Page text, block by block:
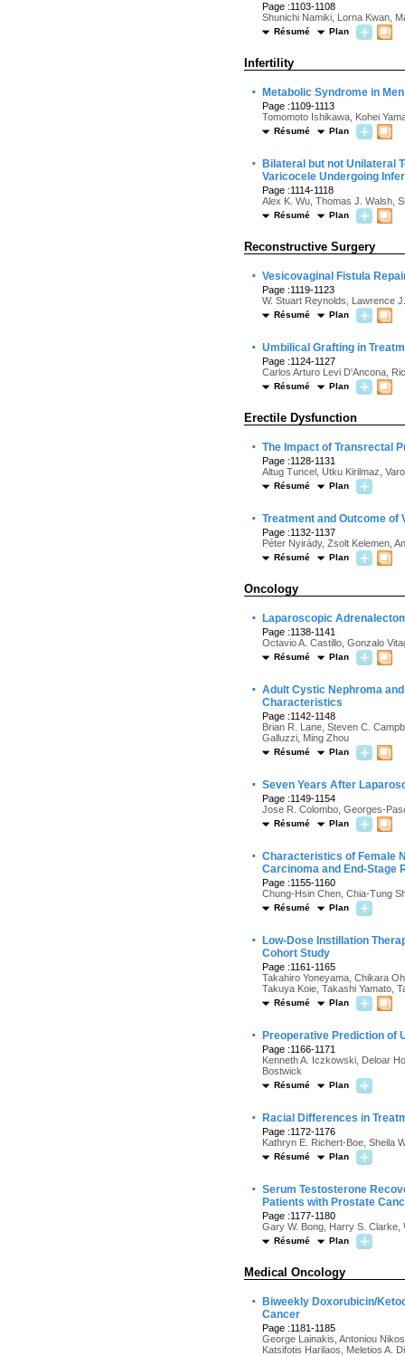
Page :1103-1108
Shunichi Namiki, Lorna Kwan,
Résumé Plan
Infertility
· Metabolic Syndrome in
Page :1109-1113
Tomomoto Ishikawa, Kohei
Résumé Plan
·
Bilateral but not Unilateral
Varicocele Undergoing
Page :1114-1118
Alex K. Wu, Thomas J. Walsh,
Résumé Plan
Reconstructive Surgery
· Vesicovaginal Fistula
Page :1119-1123
W. Stuart Reynolds, Lawrence
Résumé Plan
· Umbilical Grafting in
Page :1124-1127
Carlos Arturo Levi D'Ancona,
Résumé Plan
Erectile Dysfunction
· The Impact of Transrectal
Page :1128-1131
Altug Tuncel, Utku Kirilmaz,
Résumé Plan
· Treatment and Outcome of
Page :1132-1137
Péter Nyirády, Zsolt Kelemen,
Résumé Plan
Oncology
· Laparoscopic
Page :1138-1141
Octavio A. Castillo, Gonzalo
Résumé Plan
· Adult Cystic Nephroma
Characteristics
Page :1142-1148
Brian R. Lane, Steven C.
Galluzzi, Ming Zhou
Résumé Plan
· Seven Years After
Page :1149-1154
Jose R. Colombo, Georges-
Résumé Plan
· Characteristics of Female
Carcinoma and End-Stage
Page :1155-1160
Chung-Hsin Chen, Chia-Tung
Résumé Plan
·
Low-Dose Instillation
Cohort Study
Page :1161-1165
Takahiro Yoneyama, Chikara
Takuya Koie, Takashi Yamato,
Résumé Plan
· Preoperative Prediction of
Page :1166-1171
Kenneth A. Iczkowski, Deloar
Bostwick
Résumé Plan
· Racial Differences in
Page :1172-1176
Kathryn E. Richert-Boe, Sheila
Résumé Plan
· Serum Testosterone
Patients with Prostate
Page :1177-1180
Gary W. Bong, Harry S.
Résumé Plan
Medical Oncology
·
Biweekly Doxorubicin/
Cancer
Page :1181-1185
George Lainakis, Antoniou
Katsifotis Harilaos, Meletios A.